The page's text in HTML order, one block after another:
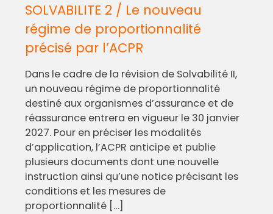
SOLVABILITE 2 / Le nouveau
régime de proportionnalité
précisé par l’ACPR
Dans le cadre de la révision de Solvabilité II,
un nouveau régime de proportionnalité
destiné aux organismes d’assurance et de
réassurance entrera en vigueur le 30 janvier
2027. Pour en préciser les modalités
d’application, l’ACPR anticipe et publie
plusieurs documents dont une nouvelle
instruction ainsi qu’une notice précisant les
conditions et les mesures de
proportionnalité […]